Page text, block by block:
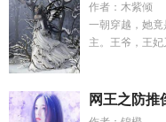
作者：木紫倾
一朝穿越，她
主。王爷，王
网王之防推